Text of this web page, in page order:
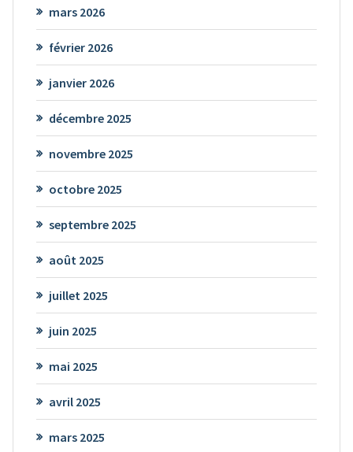
mars 2026
février 2026
janvier 2026
décembre 2025
novembre 2025
octobre 2025
septembre 2025
août 2025
juillet 2025
juin 2025
mai 2025
avril 2025
mars 2025